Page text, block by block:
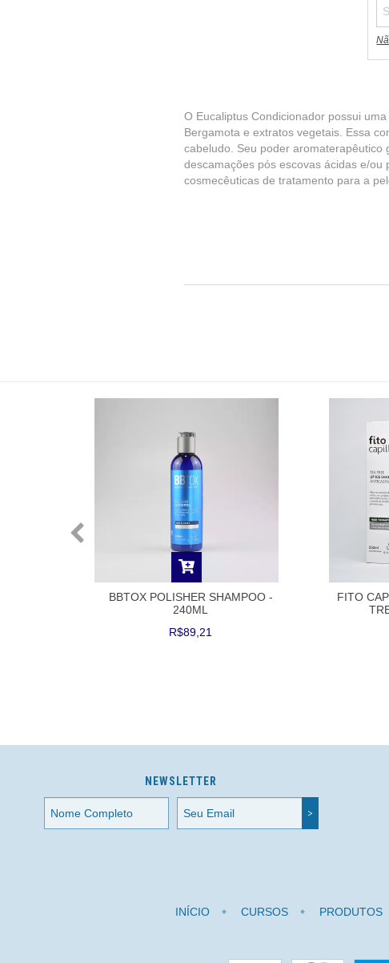
O Eucaliptus Condicionador possui
Bergamota e extratos vegetais. Essa
cabeludo. Seu poder aromaterapêutico
descamações pós escovas ácidas e/
cosmecêuticas de tratamento para a
BBTOX POLISHER SHAMPOO -
240ML
R$89,21
FITO
NEWSLETTER
INÍCIO CURSOS PRODUTOS